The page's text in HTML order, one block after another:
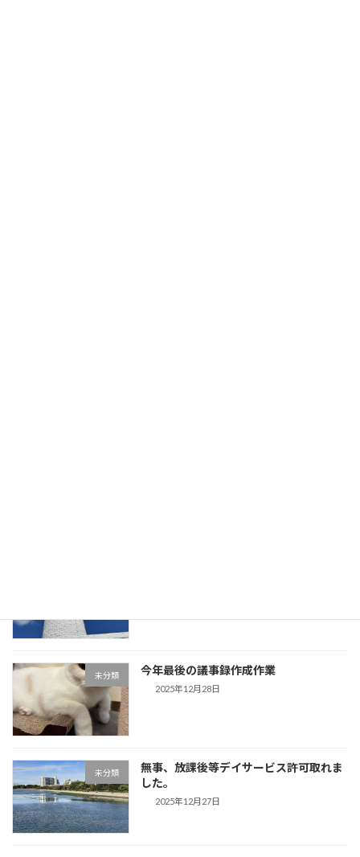
未分類 今年最後の議事録作成作業
2025年12月28日
未分類
無事、放課後等デイサービス許可取れま
した。
2025年12月27日